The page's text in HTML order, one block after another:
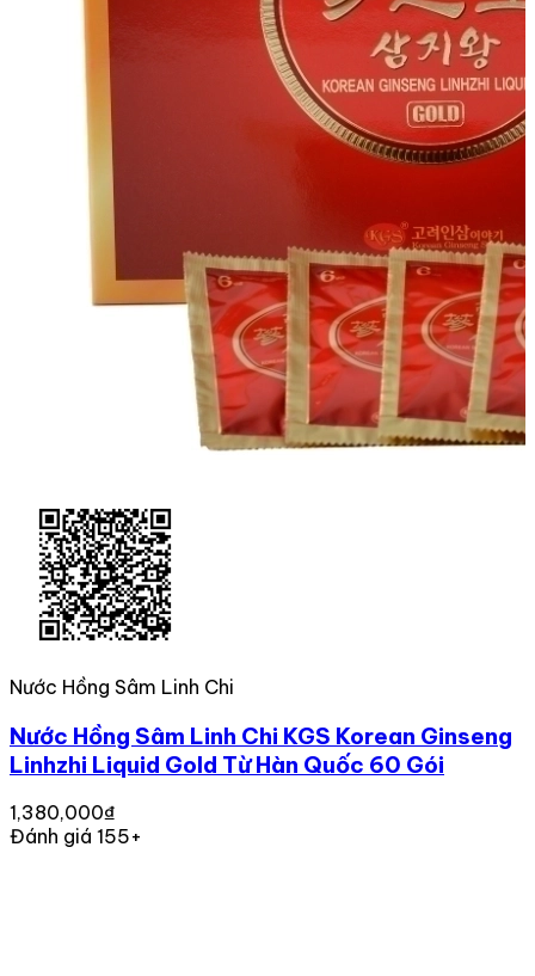
Nước Hồng Sâm Linh Chi
Nước Hồng Sâm Linh Chi KGS Korean Ginseng
Linhzhi Liquid Gold Từ Hàn Quốc 60 Gói
1,380,000₫
Đánh giá 155+